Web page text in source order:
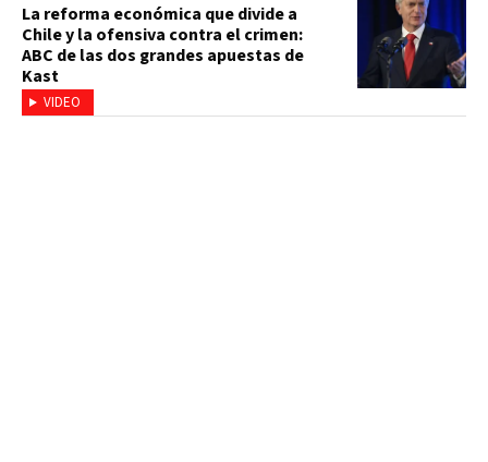
VIDEO
La reforma económica que divide a
Chile y la ofensiva contra el crimen:
ABC de las dos grandes apuestas de
Kast